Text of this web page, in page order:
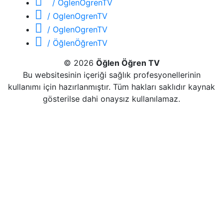
/ OglenOgrenTV
/ OglenOgrenTV
/ OglenOgrenTV
/ ÖğlenÖğrenTV
© 2026 Öğlen Öğren TV
Bu websitesinin içeriği sağlık profesyonellerinin
kullanımı için hazırlanmıştır. Tüm hakları saklıdır kaynak
gösterilse dahi onaysız kullanılamaz.